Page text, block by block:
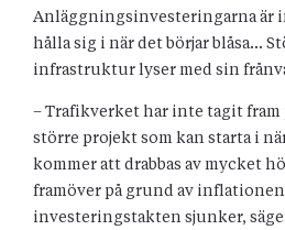
Anläggningsinvesteringarna är
hålla sig i när det börjar blåsa…
infrastruktur lyser med sin
– Trafikverket har inte tagit
större projekt som kan starta i
kommer att drabbas av mycket
framöver på grund av
investeringstakten sjunker,